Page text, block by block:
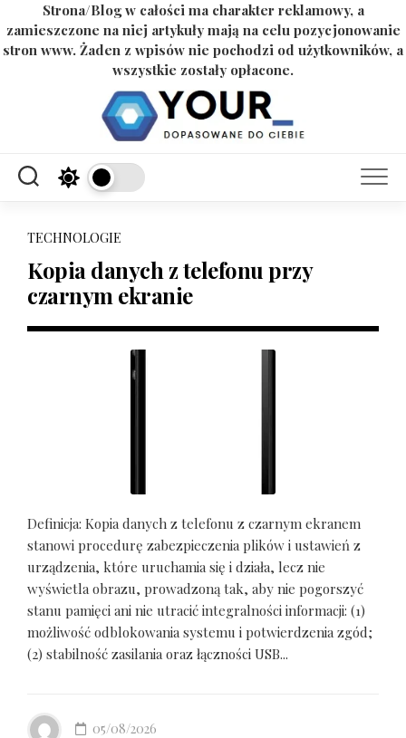
Strona/Blog w całości ma charakter reklamowy, a
zamieszczone na niej artykuły mają na celu pozycjonowanie
stron www. Żaden z wpisów nie pochodzi od użytkowników, a
wszystkie zostały opłacone.
TECHNOLOGIE
Kopia danych z telefonu przy
czarnym ekranie
Definicja: Kopia danych z telefonu z czarnym ekranem
stanowi procedurę zabezpieczenia plików i ustawień z
urządzenia, które uruchamia się i działa, lecz nie
wyświetla obrazu, prowadzoną tak, aby nie pogorszyć
stanu pamięci ani nie utracić integralności informacji: (1)
możliwość odblokowania systemu i potwierdzenia zgód;
(2) stabilność zasilania oraz łączności USB...
05/08/2026